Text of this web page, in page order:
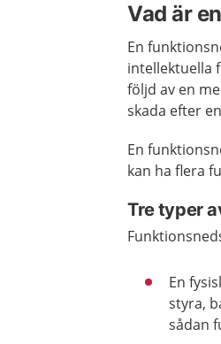
Vad är
En
intellektuella
följd av en
skada efter
En
kan ha flera
Tre typer
En
styra,
sådan